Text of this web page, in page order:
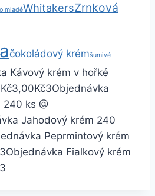
mladéWhitakersZrnková
čokoládový krémšumivé
Kávový krém v hořké
Kč3Objednávka
240 ks @
Jahodový krém 240
Peprmintový krém
Objednávka Fialkový krém